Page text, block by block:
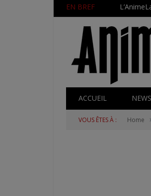
EN BREF
ACCUEIL NEWS
VOUS ÊTES À : Home